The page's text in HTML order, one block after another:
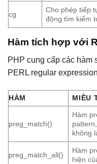
cg
Cho phép tiếp
động tìm kiếm
Hàm tích hợp với
PHP cung cấp các hàm
PERL regular
HÀM MIÊU
preg_match()
Hàm
không
preg_match_all()
Hàm
hiện